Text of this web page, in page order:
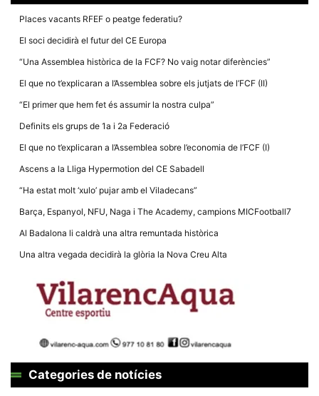
Places vacants RFEF o peatge federatiu?
El soci decidirà el futur del CE Europa
“Una Assemblea històrica de la FCF? No vaig notar diferències”
El que no t’explicaran a l’Assemblea sobre els jutjats de l’FCF (II)
“El primer que hem fet és assumir la nostra culpa”
Definits els grups de 1a i 2a Federació
El que no t’explicaran a l’Assemblea sobre l’economia de l’FCF (I)
Ascens a la Lliga Hypermotion del CE Sabadell
“Ha estat molt ‘xulo’ pujar amb el Viladecans”
Barça, Espanyol, NFU, Naga i The Academy, campions MICFootball7
Al Badalona li caldrà una altra remuntada històrica
Una altra vegada decidirà la glòria la Nova Creu Alta
Categories de notícies
components
tècnics del
nostre lloc web
emmagatzemen
dades en el seu
dispositiu que
bé com sigui
rebutja
cookies
funcionalitats
desapareixeran
del lloc web.
En compartir
els teus
interessos i
navegues pel
nostre lloc
web